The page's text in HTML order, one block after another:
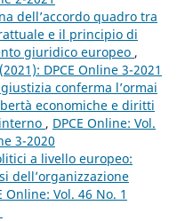
dell’accordo quadro tra
e il principio di
giuridico europeo ,
DPCE Online 3-2021
conferma l’ormai
economiche e diritti
, DPCE Online: Vol.
3-2020
a livello europeo:
dell’organizzazione
Online: Vol. 46 No. 1